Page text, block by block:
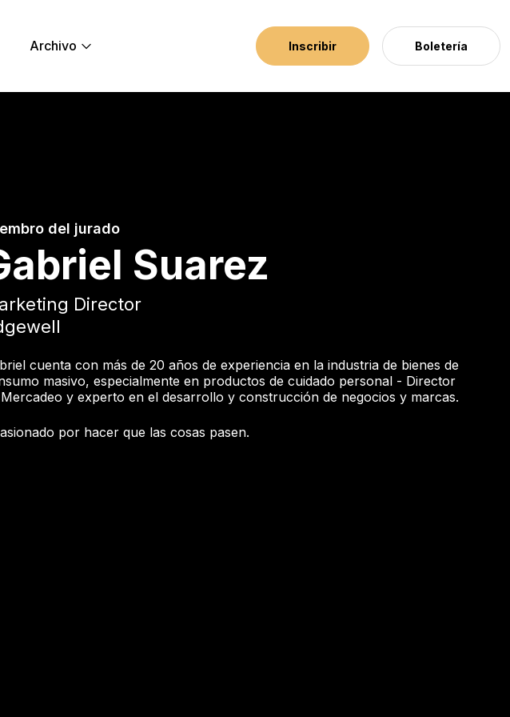
Archivo Inscribir Boletería
del jurado
Suarez
Director
cuenta con más de 20 años de experiencia en la industria de bienes de
masivo, especialmente en productos de cuidado personal - Director
y experto en el desarrollo y construcción de negocios y marcas.
por hacer que las cosas pasen.